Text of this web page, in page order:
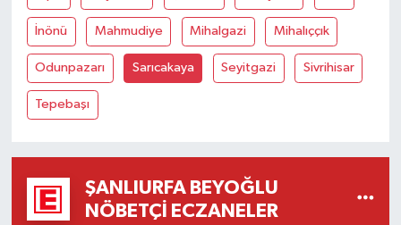
İnönü Mahmudiye Mihalgazi Mihalıççık
Odunpazarı Sarıcakaya Seyitgazi Sivrihisar
Tepebaşı
ŞANLIURFA BEYOĞLU
NÖBETÇI ECZANELER